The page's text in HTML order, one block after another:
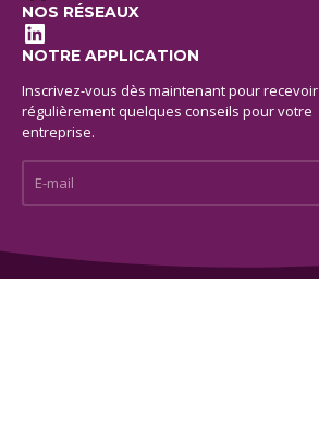
NOS RÉSEAUX
LinkedIn
NOTRE APPLICATION
Inscrivez-vous dès maintenant pour recevoir
régulièrement quelques conseils pour votre
entreprise.